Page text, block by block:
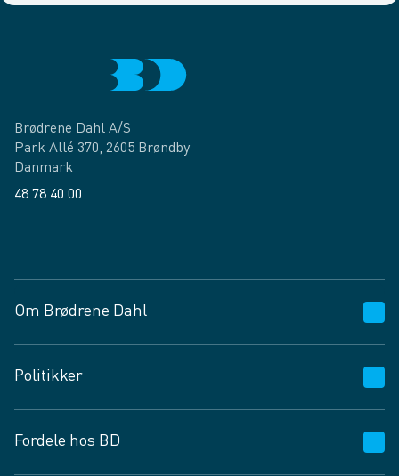
Brødrene Dahl A/S
Park Allé 370, 2605 Brøndby
Danmark
48 78 40 00
Om Brødrene Dahl
Vagttelefon 30 10 89 89
Spørgsmål og svar
Job og karriere
Politikker
Privatlivspolitik
Fordele hos BD